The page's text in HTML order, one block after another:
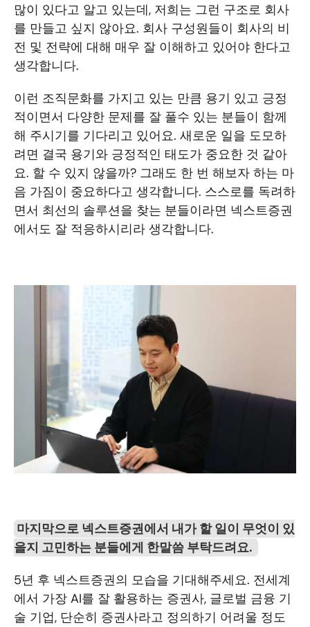
많이 있다고 알고 있는데, 저희는 그런 구조로 회사
를 만들고 싶지 않아요. 회사 구성원들이 회사의 비
전 및 전략에 대해 매우 잘 이해하고 있어야 한다고
생각합니다.
이런 조직문화를 가지고 있는 만큼 용기 있고 긍정
적이면서 다양한 문제를 잘 풀수 있는 분들이 함께
해 주시기를 기다리고 있어요. 새로운 일을 도모하
려면 결국 용기와 긍정적인 태도가 중요한 것 같아
요. 할 수 있지 않을까? 그래도 한 번 해보자 하는 마
음 가짐이 중요하다고 생각합니다. 스스로를 독려하
면서 최선의 솔루션을 찾는 분들이라면 넥스트증권
에서도 잘 적응하시리라 생각합니다.
마지막으로 넥스트증권에서 내가 할 일이 무엇이 있
을지 고민하는 분들에게 한말씀 부탁드려요.
5년 후 넥스트증권의 모습을 기대해주세요. 전세계
에서 가장 AI를 잘 활용하는 증권사, 글로벌 금융 기
술 기업, 단순히 증권사라고 정의하기 어려울 정도